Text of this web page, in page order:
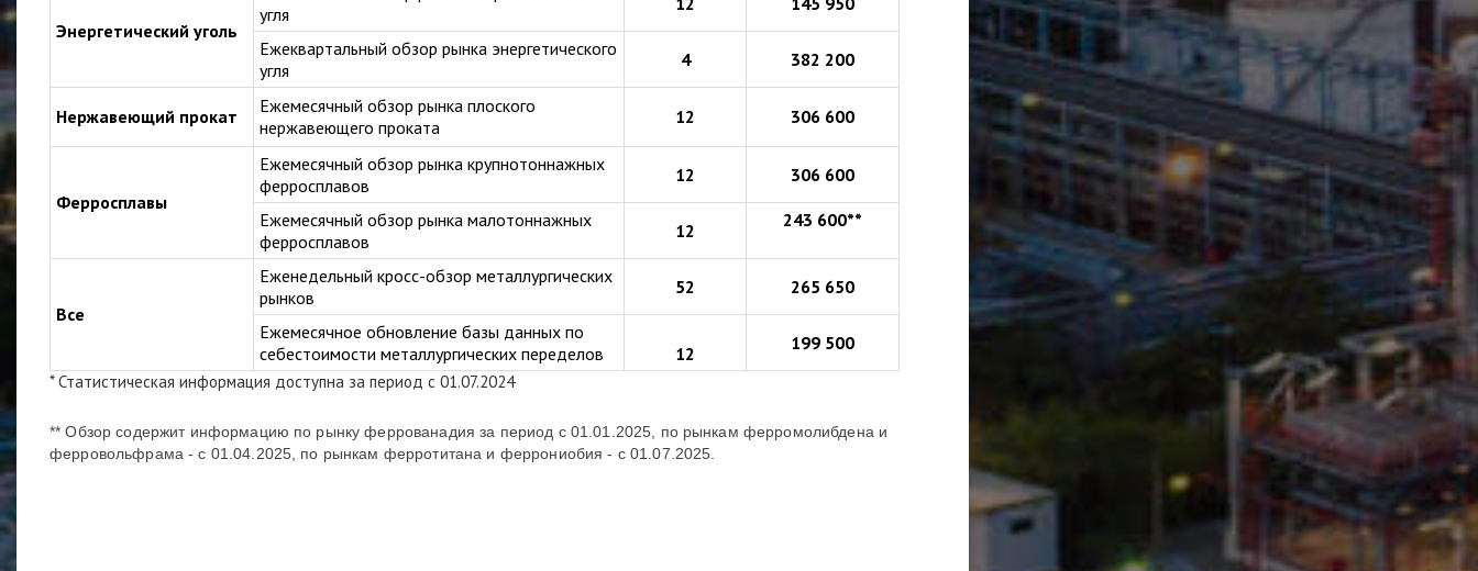
Энергетический уголь
угля
Ежеквартальный обзор рынка энергетического
угля
4 382 200
Нержавеющий прокат
Ежемесячный обзор рынка плоского
нержавеющего проката
12 306 600
Ферросплавы
Ежемесячный обзор рынка крупнотоннажных
ферросплавов
12 306 600
Ежемесячный обзор рынка малотоннажных
ферросплавов
12 243 600**
Все
Еженедельный кросс-обзор металлургических
рынков
52 265 650
Ежемесячное обновление базы данных по
себестоимости металлургических переделов
12 199 500
* Статистическая информация доступна за период с 01.07.2024
** Обзор содержит информацию по рынку феррованадия за период с 01.01.2025, по рынкам ферромолибдена и
ферровольфрама - с 01.04.2025, по рынкам ферротитана и феррониобия - с 01.07.2025.